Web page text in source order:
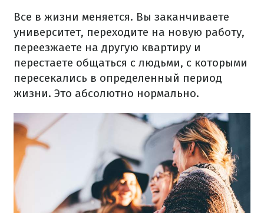
Все в жизни меняется. Вы заканчиваете
университет, переходите на новую работу,
переезжаете на другую квартиру и
перестаете общаться с людьми, с которыми
пересекались в определенный период
жизни. Это абсолютно нормально.